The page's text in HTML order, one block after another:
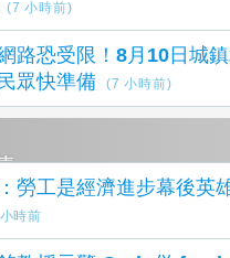
(7 小時前)
路恐受限！8月10日城
眾快準備
(7 小時前)
勞工是經濟進步幕後
時前